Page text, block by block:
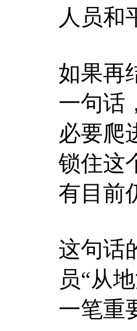
人员和
如果再
一句话
必要爬
锁住这
有目前
这句话
员“从
一笔重